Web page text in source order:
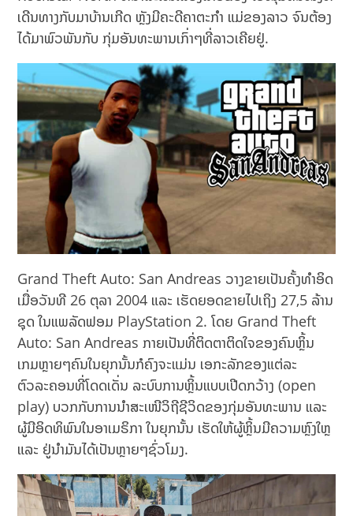
ເດີນທາງກັບມາບ້ານເກີດ ຫຼັງມີຄະດີຄາຕະກຳ ແມ່ຂອງລາວ ຈົນຕ້ອງ
ໄດ້ມາພົວພັນກັບ ກຸ່ມອັນທະພານເກົ່າໆທີ່ລາວເຄີຍຢູ່.
Grand Theft Auto: San Andreas ວາງຂາຍເປັນຄັ້ງທໍາອິດ
ເມື່ອວັນທີ 26 ຕຸລາ 2004 ແລະ ເຮັດຍອດຂາຍໄປເຖິງ 27,5 ລ້ານ
ຊຸດ ໃນແພລັດຟອມ PlayStation 2. ໂດຍ Grand Theft
Auto: San Andreas ກາຍເປັນທີ່ຕິດຕາຕິດໃຈຂອງຄົນຫຼິ້ນ
ເກມຫຼາຍໆຄົນໃນຍຸກນັ້ນກໍຄົງຈະແມ່ນ ເອກະລັກຂອງແຕ່ລະ
ຕົວລະຄອນທີ່ໂດດເດັ່ນ ລະບົບການຫຼິ້ນແບບເປີດກວ້າງ (​open
play) ບວກກັບການນໍາສະເໜີວິຖີຊີວິດຂອງກຸ່ມອັນທະພານ ແລະ
ຜູ້ມີອິດທິພົນໃນອາເມຣິກາ ໃນຍຸກນັ້ນ ເຮັດໃຫ້ຜູ້ຫຼິ້ນມີຄວາມຫຼົງໃຫຼ
ແລະ ຢູ່ນຳມັນໄດ້ເປັນຫຼາຍໆຊົ່ວໂມງ.